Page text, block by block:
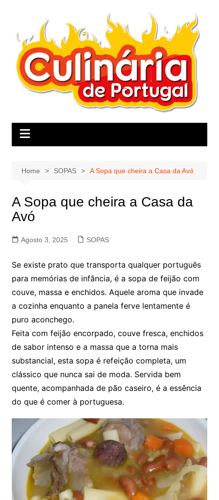
Home SOPAS A Sopa que cheira a Casa da Avó
A Sopa que cheira a Casa da
Avó
Agosto 3, 2025 SOPAS
Se existe prato que transporta qualquer português
para memórias de infância, é a sopa de feijão com
couve, massa e enchidos. Aquele aroma que invade
a cozinha enquanto a panela ferve lentamente é
puro aconchego.
Feita com feijão encorpado, couve fresca, enchidos
de sabor intenso e a massa que a torna mais
substancial, esta sopa é refeição completa, um
clássico que nunca sai de moda. Servida bem
quente, acompanhada de pão caseiro, é a essência
do que é comer à portuguesa.